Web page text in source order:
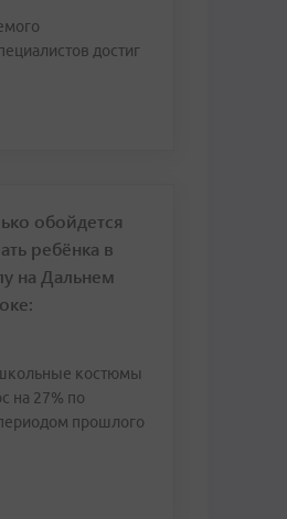
достиг
обойдется
ребёнка в
на Дальнем
костюмы
на 27% по
прошлого